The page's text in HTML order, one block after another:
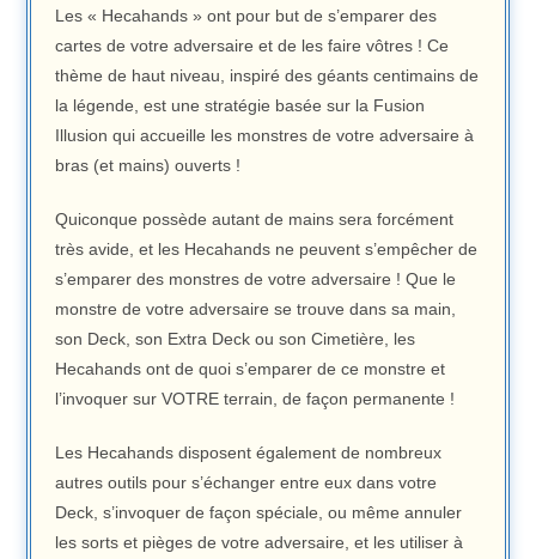
Les « Hecahands » ont pour but de s’emparer des
cartes de votre adversaire et de les faire vôtres ! Ce
thème de haut niveau, inspiré des géants centimains de
la légende, est une stratégie basée sur la Fusion
Illusion qui accueille les monstres de votre adversaire à
bras (et mains) ouverts !
Quiconque possède autant de mains sera forcément
très avide, et les Hecahands ne peuvent s’empêcher de
s’emparer des monstres de votre adversaire ! Que le
monstre de votre adversaire se trouve dans sa main,
son Deck, son Extra Deck ou son Cimetière, les
Hecahands ont de quoi s’emparer de ce monstre et
l’invoquer sur VOTRE terrain, de façon permanente !
Les Hecahands disposent également de nombreux
autres outils pour s’échanger entre eux dans votre
Deck, s’invoquer de façon spéciale, ou même annuler
les sorts et pièges de votre adversaire, et les utiliser à